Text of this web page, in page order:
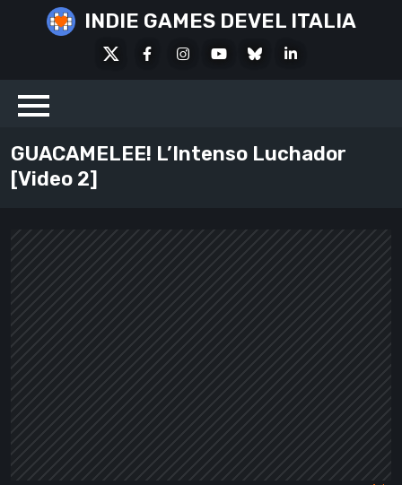
INDIE GAMES DEVEL ITALIA
FacebookInstagramYoutubeBlueskyLinkedIn
GUACAMELEE! L’Intenso Luchador
[Video 2]